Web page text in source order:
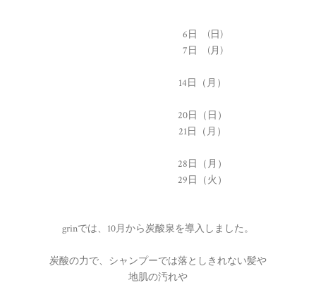
6日 (日)
7日 (月)
14日（月）
20日（日）
21日（月）
28日（月）
29日（火）
grinでは、10月から炭酸泉を導入しました。
炭酸の力で、シャンプーでは落としきれない髪や
地肌の汚れや